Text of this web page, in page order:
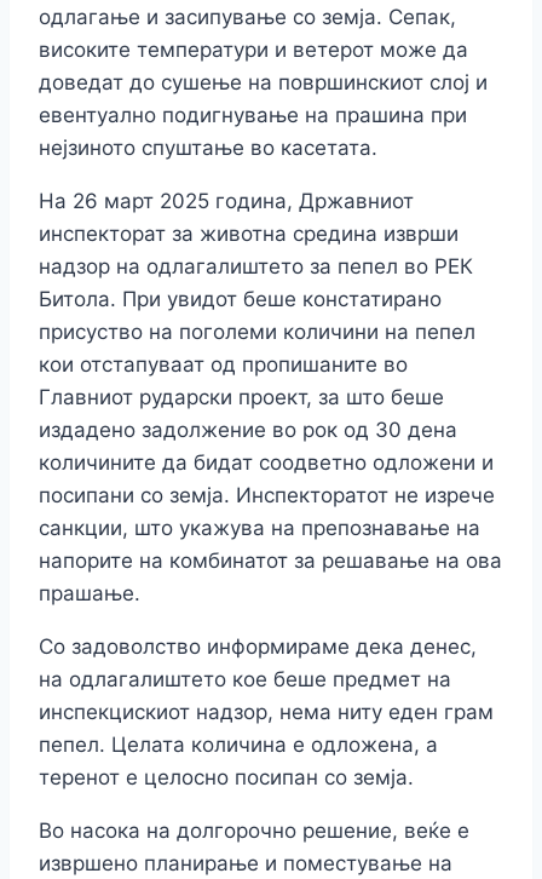
одлагање и засипување со земја. Сепак,
високите температури и ветерот може да
доведат до сушење на површинскиот слој и
евентуално подигнување на прашина при
нејзиното спуштање во касетата.
На 26 март 2025 година, Државниот
инспекторат за животна средина изврши
надзор на одлагалиштето за пепел во РЕК
Битола. При увидот беше констатирано
присуство на поголеми количини на пепел
кои отстапуваат од пропишаните во
Главниот рударски проект, за што беше
издадено задолжение во рок од 30 дена
количините да бидат соодветно одложени и
посипани со земја. Инспекторатот не изрече
санкции, што укажува на препознавање на
напорите на комбинатот за решавање на ова
прашање.
Со задоволство информираме дека денес,
на одлагалиштето кое беше предмет на
инспекцискиот надзор, нема ниту еден грам
пепел. Целата количина е одложена, а
теренот е целосно посипан со земја.
Во насока на долгорочно решение, веќе е
извршено планирање и поместување на